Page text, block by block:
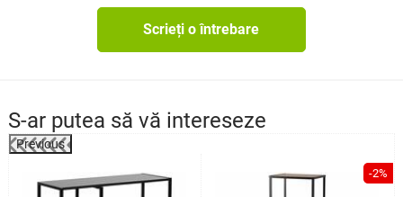
Scrieți o întrebare
S-ar putea să vă intereseze
Previous
-2%